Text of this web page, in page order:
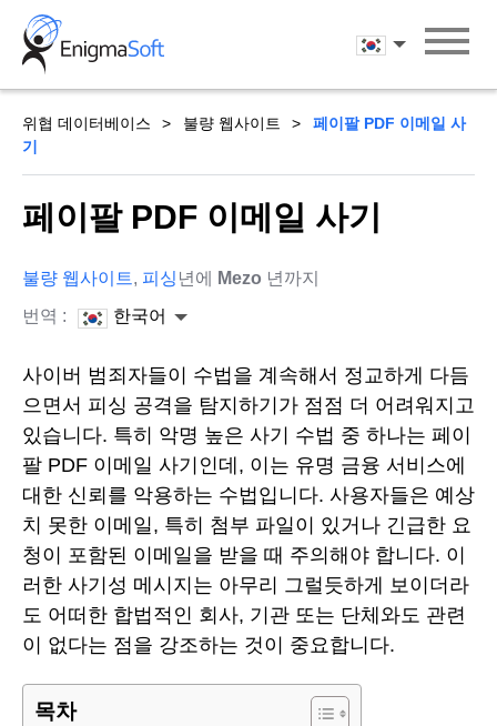
Skip
content
한국어
위협 데이터베이스 불량 웹사이트
페이팔 PDF 이메일 사
기
페이팔 PDF 이메일 사기
불량 웹사이트, 피싱 년에 Mezo 년까지
번역 :
한국어
사이버 범죄자들이 수법을 계속해서 정교하게 다듬
으면서 피싱 공격을 탐지하기가 점점 더 어려워지고
있습니다. 특히 악명 높은 사기 수법 중 하나는 페이
팔 PDF 이메일 사기인데, 이는 유명 금융 서비스에
대한 신뢰를 악용하는 수법입니다. 사용자들은 예상
치 못한 이메일, 특히 첨부 파일이 있거나 긴급한 요
청이 포함된 이메일을 받을 때 주의해야 합니다. 이
러한 사기성 메시지는 아무리 그럴듯하게 보이더라
도 어떠한 합법적인 회사, 기관 또는 단체와도 관련
이 없다는 점을 강조하는 것이 중요합니다.
목차